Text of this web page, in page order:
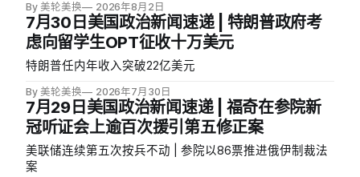
By 美轮美换 2026年8月2日
7月30日美国政治新闻速递 | 特朗普政府考
虑向留学生OPT征收十万美元
特朗普任内年收入突破22亿美元
By 美轮美换 2026年7月30日
7月29日美国政治新闻速递 | 福奇在参院新
冠听证会上逾百次援引第五修正案
美联储连续第五次按兵不动 | 参院以86票推进俄伊制裁法
案